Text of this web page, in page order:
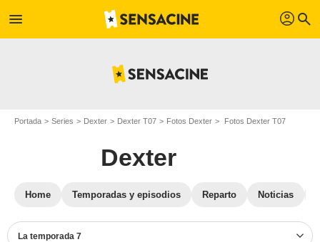
menu profil search
Portada Series Dexter Dexter T07 Fotos Dexter Fotos Dexter T07
Dexter
Home Temporadas y episodios Reparto Noticias
La temporada 7